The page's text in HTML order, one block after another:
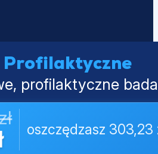
Profilaktyczne
profilaktyczne
oszczędzasz 303,23